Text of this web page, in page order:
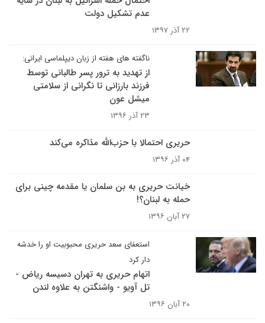
عدم تشکیل دولت
۲۲ آذر ۱۳۹۷
ناگفته های هفته از زبان دیپلماسی ایرانی:
از تهدید به ترور پسر طالبانی توسط
فرزند بارزانی تا نگرانی از سلامتی
میشل عون
۲۳ آذر ۱۳۹۶
حریری احتمالا با حزب‌الله مذاکره می‌کند
۰۴ آذر ۱۳۹۶
خیانت حریری به بن سلمان یا مقدمه چینی برای
حمله به لبنان؟!
۲۷ آبان ۱۳۹۶
استعفای سعد حریری محبوبیت او را خدشه
دار کرد
اتهام حریری به تهران دسیسه ریاض -
تل آویو - واشنگتن به علاوه لندن
۲۰ آبان ۱۳۹۶